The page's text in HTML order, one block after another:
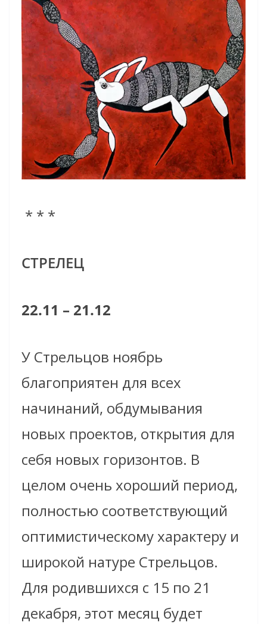
* * *
СТРЕЛЕЦ
22.11 – 21.12
У Стрельцов ноябрь
благоприятен для всех
начинаний, обдумывания
новых проектов, открытия для
себя новых горизонтов. В
целом очень хороший период,
полностью соответствующий
оптимистическому характеру и
широкой натуре Стрельцов.
Для родившихся с 15 по 21
декабря, этот месяц будет